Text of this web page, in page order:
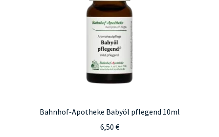
Bahnhof-Apotheke Babyöl pflegend 10ml
6,50 €